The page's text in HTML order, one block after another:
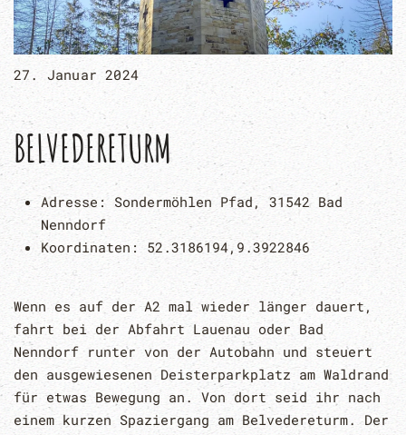
27. Januar 2024
BELVEDERETURM
Adresse: Sondermöhlen Pfad, 31542 Bad
Nenndorf
Koordinaten: 52.3186194,9.3922846
Wenn es auf der A2 mal wieder länger dauert,
fahrt bei der Abfahrt Lauenau oder Bad
Nenndorf runter von der Autobahn und steuert
den ausgewiesenen Deisterparkplatz am Waldrand
für etwas Bewegung an. Von dort seid ihr nach
einem kurzen Spaziergang am Belvedereturm. Der